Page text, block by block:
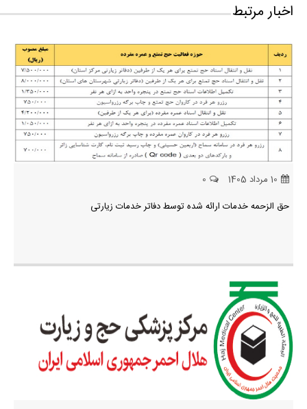
اخبار مرتبط
10 مرداد 1405
0
حق الزحمه خدمات ارائه شده توسط دفاتر خدمات زیارتی